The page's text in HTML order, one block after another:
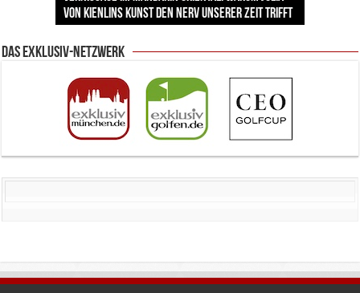
Sommerabende?
von Kienlins Kunst den Nerv unserer Zeit trifft
Backstage mit Wagner-Star Klaus Florian Vogt
immer wieder
Herrmann lädt krebskranke Kinder ein
Lingerie-Branche wurde
Das Exklusiv-Netzwerk